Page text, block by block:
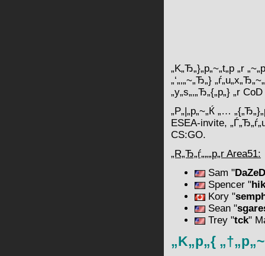
„K„Ђ„}„p„~„t„p „r
„‘„‚„~„Ђ„}
„y„s„‚„Ђ„{„p„} „r
„P„|„p„~„Ќ „…
ESEA-invite,
CS:GO.
„R„Ђ„ѓ„„„p„r Area51:
Sam "DaZeD
Spencer "
Kory "
Sean "
Trey "tck"
„K„p„{